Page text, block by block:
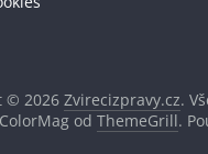
© 2026 Zvirecizpravy.cz.
od ThemeGrill.